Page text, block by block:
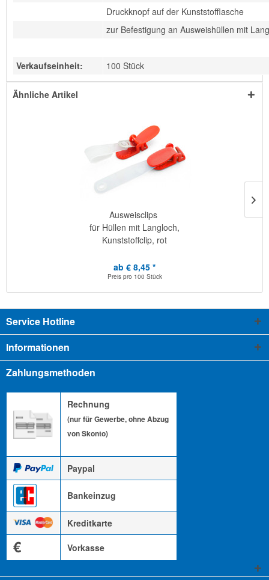
Druckknopf auf der Kunststofflasche
zur Befestigung an Ausweishüllen mit
Verkaufseinheit: 100 Stück
Ähnliche Artikel
Ausweisclips
für Hüllen mit Langloch,
Kunststoffclip, rot
ab € 8,45 *
Preis pro 100 Stück
Service Hotline
Informationen
Zahlungsmethoden
Rechnung
(nur für Gewerbe, ohne Abzug
von Skonto)
Paypal
Bankeinzug
Kreditkarte
€ Vorkasse